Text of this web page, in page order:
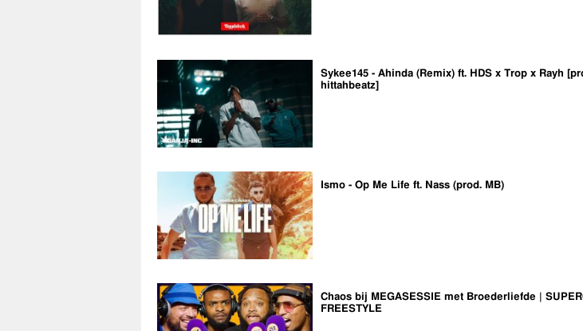
Sykee145 - Ahinda (Remix) ft. HDS x Trop x Rayh
hittahbeatz]
Ismo - Op Me Life ft. Nass (prod. MB)
Chaos bij MEGASESSIE met Broederliefde |
FREESTYLE